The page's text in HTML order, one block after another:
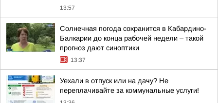
13:57
Солнечная погода сохранится в Кабардино-
Балкарии до конца рабочей недели – такой
прогноз дают синоптики
13:37
Уехали в отпуск или на дачу? Не
переплачивайте за коммунальные услуги!